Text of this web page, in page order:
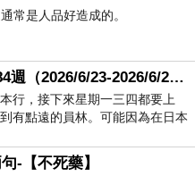
不到車位，一直繞一
回應
常是人品好造成的。
週間農居第284週（2026/6/23-2026/6/24) 夏至 金黃稻浪洋溢豐收喜悅
行，接下來星期一三四都要上
有點遠的員林。可能因為在日本
出門上班時，心裡沒有一
-【不死藥】